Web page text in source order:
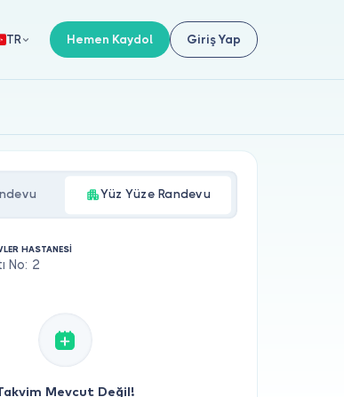
TR Hemen Kaydol Giriş Yap
Yüz Yüze Randevu
HASTANESİ
No: 2
Mevcut Değil!